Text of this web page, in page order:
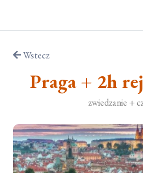
Wstecz
Praga + 2h
zwiedzanie +